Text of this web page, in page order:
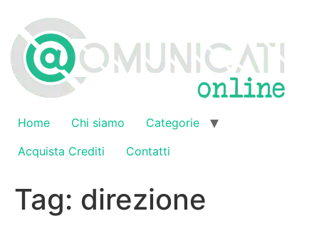
contenuto
Home Chi siamo
Categorie
Acquista Crediti
Contatti
Tag: direzione